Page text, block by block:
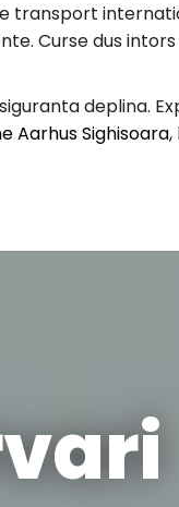
transport
Curse dus intors
deplina.
Aarhus Sighisoara,